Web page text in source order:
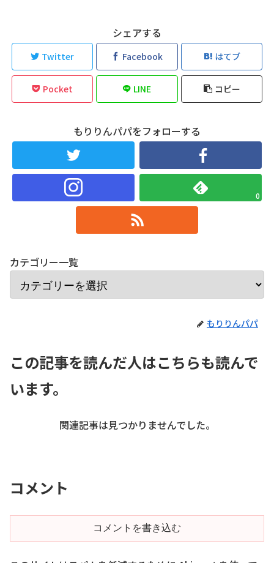
シェアする
Twitter Facebook はてブ
Pocket LINE コピー
もりりんパパをフォローする
0
カテゴリー一覧
もりりんパパ
この記事を読んだ人はこちらも読んで
います。
関連記事は見つかりませんでした。
コメント
コメントを書き込む